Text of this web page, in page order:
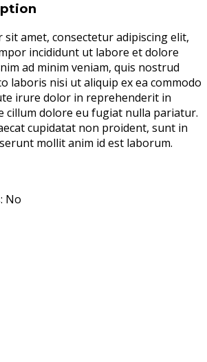
amet, consectetur adipiscing elit,
incididunt ut labore et dolore
ad minim veniam, quis nostrud
laboris nisi ut aliquip ex ea commodo
irure dolor in reprehenderit in
cillum dolore eu fugiat nulla pariatur.
cupidatat non proident, sunt in
mollit anim id est laborum.
No